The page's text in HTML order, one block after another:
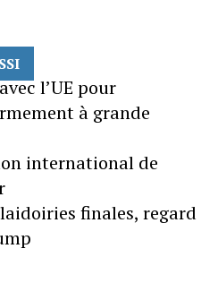
l’UE pour
à grande
international de
finales, regard